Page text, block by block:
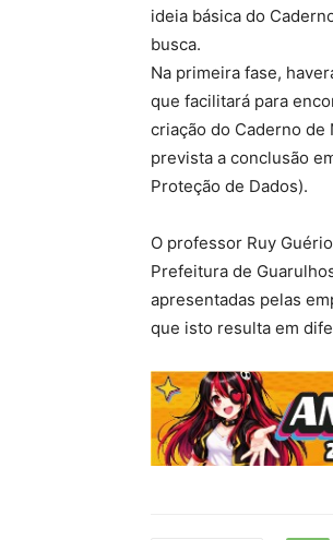
ideia básica do
busca.
Na primeira fase,
que facilitará para
criação do Caderno
prevista a conclusão
Proteção de Dados).
O professor Ruy
Prefeitura de
apresentadas pelas
que isto resulta em